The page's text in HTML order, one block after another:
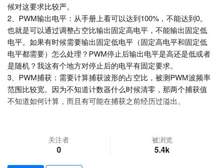
候对这要求比较严。
2、PWM输出电平：从手册上看可以达到100%，不能达到0。
也就是可以通过调整占空比输出固定高电平，不能输出固定低
电平。如果有时候需要输出固定低电平（固定高电平和固定低
电平都需要）怎么处理？PWM停止后输出电平是高还是低或者
是随机？我这有个地方对停止后的电平有固定要求。
3、PWM捕获：需要计算捕获波形的占空比，被测PWM波频率
范围比较宽。因为不知道计数器什么时候清零，那两个捕获值
不知道如何计算，而且有可能在捕获之前经历过溢出。
关注者
0
被浏览
5.4k